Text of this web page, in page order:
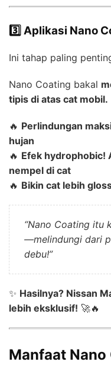
3️⃣ Aplikasi Nano
Ini tahap paling
Nano Coating bakal
tipis di atas cat mobil.
🔥 Perlindungan
hujan
🔥 Efek hydrophobic!
nempel di cat
🔥 Bikin cat lebih
“Nano Coating itu
—melindungi dari
debu!”
✨ Hasilnya? Nissan
lebih eksklusif! 🚀🔥
Manfaat